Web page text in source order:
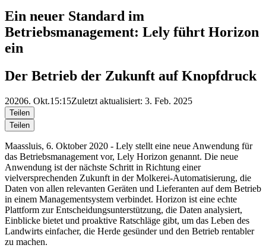
Ein neuer Standard im
Betriebsmanagement: Lely führt Horizon
ein
Der Betrieb der Zukunft auf Knopfdruck
20206. Okt.15:15Zuletzt aktualisiert: 3. Feb. 2025
Teilen
Teilen
Maassluis, 6. Oktober 2020 - Lely stellt eine neue Anwendung für
das Betriebsmanagement vor, Lely Horizon genannt. Die neue
Anwendung ist der nächste Schritt in Richtung einer
vielversprechenden Zukunft in der Molkerei-Automatisierung, die
Daten von allen relevanten Geräten und Lieferanten auf dem Betrieb
in einem Managementsystem verbindet. Horizon ist eine echte
Plattform zur Entscheidungsunterstützung, die Daten analysiert,
Einblicke bietet und proaktive Ratschläge gibt, um das Leben des
Landwirts einfacher, die Herde gesünder und den Betrieb rentabler
zu machen.